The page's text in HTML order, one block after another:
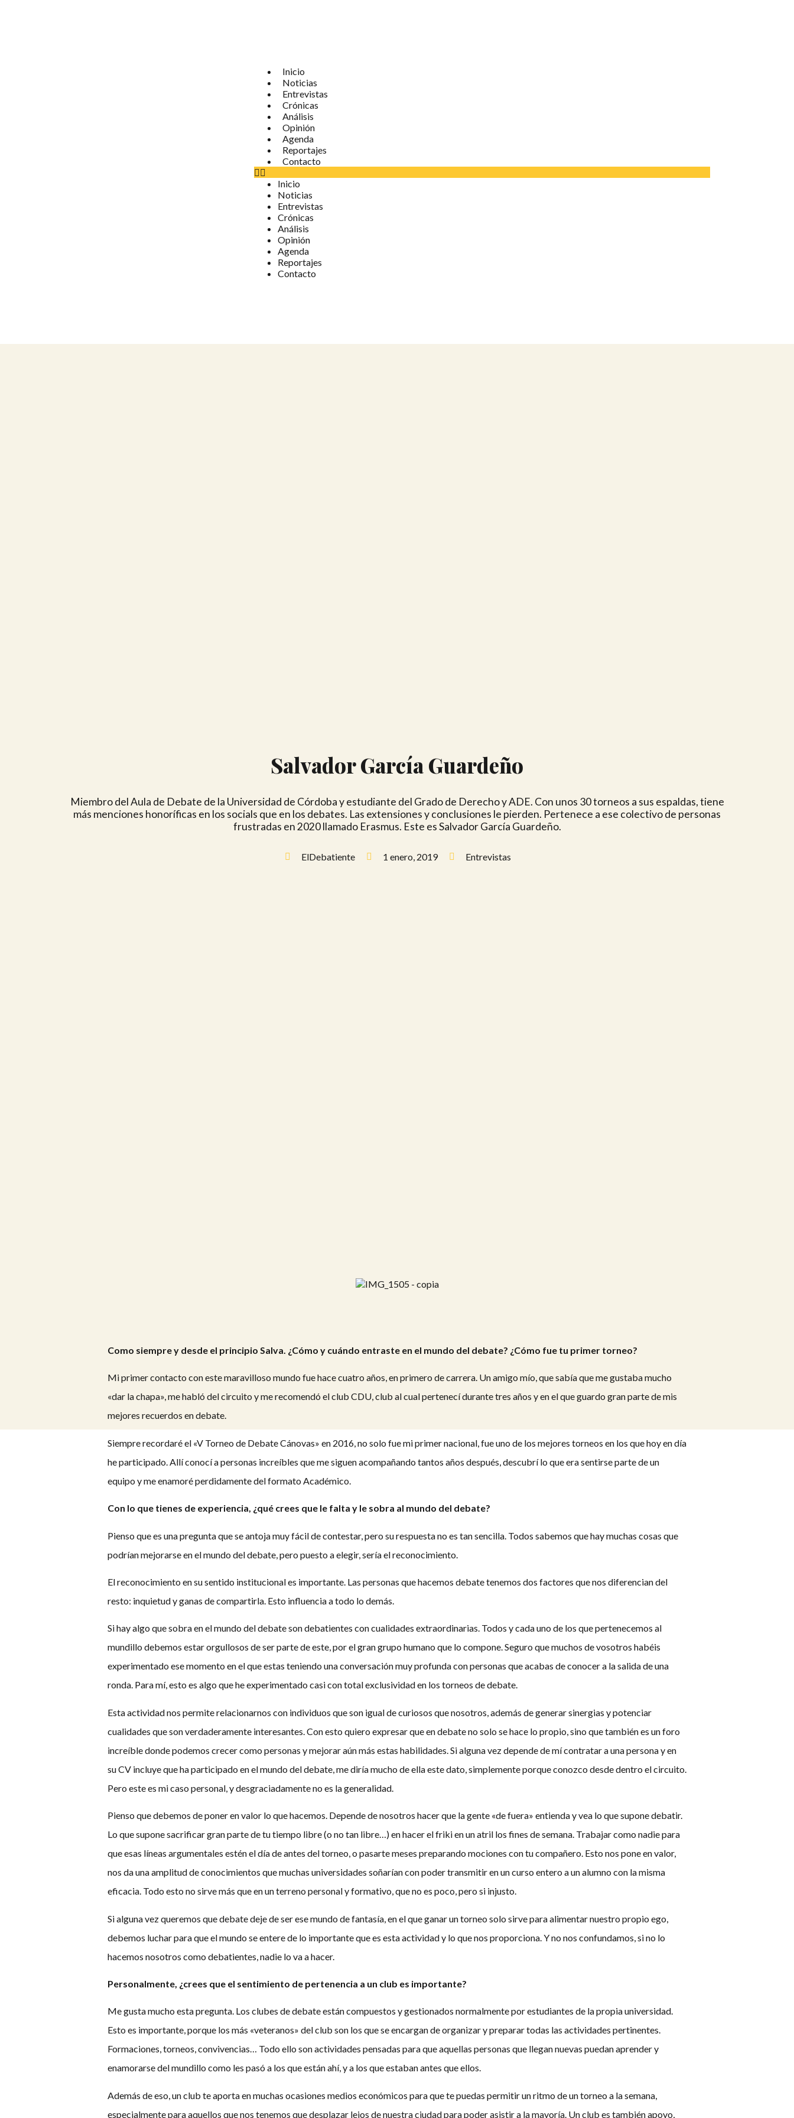
Inicio
Noticias
Entrevistas
Crónicas
Análisis
Opinión
Agenda
Reportajes
Contacto
Inicio
Noticias
Entrevistas
Crónicas
Análisis
Opinión
Agenda
Reportajes
Contacto
Salvador García Guardeño
Miembro del Aula de Debate de la Universidad de Córdoba y estudiante del Grado de Derecho y ADE. Con unos 30 torneos a sus espaldas, tiene
más menciones honoríficas en los socials que en los debates. Las extensiones y conclusiones le pierden. Pertenece a ese colectivo de personas
frustradas en 2020 llamado Erasmus. Este es Salvador García Guardeño.
ElDebatiente 1 enero, 2019 Entrevistas
Como siempre y desde el principio Salva. ¿Cómo y cuándo entraste en el mundo del debate? ¿Cómo fue tu primer torneo?
Mi primer contacto con este maravilloso mundo fue hace cuatro años, en primero de carrera. Un amigo mío, que sabía que me gustaba mucho
«dar la chapa», me habló del circuito y me recomendó el club CDU, club al cual pertenecí durante tres años y en el que guardo gran parte de mis
mejores recuerdos en debate.
Siempre recordaré el «V Torneo de Debate Cánovas» en 2016, no solo fue mi primer nacional, fue uno de los mejores torneos en los que hoy en día
he participado. Allí conocí a personas increíbles que me siguen acompañando tantos años después, descubrí lo que era sentirse parte de un
equipo y me enamoré perdidamente del formato Académico.
Con lo que tienes de experiencia, ¿qué crees que le falta y le sobra al mundo del debate?
Pienso que es una pregunta que se antoja muy fácil de contestar, pero su respuesta no es tan sencilla. Todos sabemos que hay muchas cosas que
podrían mejorarse en el mundo del debate, pero puesto a elegir, sería el reconocimiento.
El reconocimiento en su sentido institucional es importante. Las personas que hacemos debate tenemos dos factores que nos diferencian del
resto: inquietud y ganas de compartirla. Esto influencia a todo lo demás.
Si hay algo que sobra en el mundo del debate son debatientes con cualidades extraordinarias. Todos y cada uno de los que pertenecemos al
mundillo debemos estar orgullosos de ser parte de este, por el gran grupo humano que lo compone. Seguro que muchos de vosotros habéis
experimentado ese momento en el que estas teniendo una conversación muy profunda con personas que acabas de conocer a la salida de una
ronda. Para mí, esto es algo que he experimentado casi con total exclusividad en los torneos de debate.
Esta actividad nos permite relacionarnos con individuos que son igual de curiosos que nosotros, además de generar sinergias y potenciar
cualidades que son verdaderamente interesantes. Con esto quiero expresar que en debate no solo se hace lo propio, sino que también es un foro
increíble donde podemos crecer como personas y mejorar aún más estas habilidades. Si alguna vez depende de mí contratar a una persona y en
su CV incluye que ha participado en el mundo del debate, me diría mucho de ella este dato, simplemente porque conozco desde dentro el circuito.
Pero este es mi caso personal, y desgraciadamente no es la generalidad.
Pienso que debemos de poner en valor lo que hacemos. Depende de nosotros hacer que la gente «de fuera» entienda y vea lo que supone debatir.
Lo que supone sacrificar gran parte de tu tiempo libre (o no tan libre…) en hacer el friki en un atril los fines de semana. Trabajar como nadie para
que esas líneas argumentales estén el día de antes del torneo, o pasarte meses preparando mociones con tu compañero. Esto nos pone en valor,
nos da una amplitud de conocimientos que muchas universidades soñarían con poder transmitir en un curso entero a un alumno con la misma
eficacia. Todo esto no sirve más que en un terreno personal y formativo, que no es poco, pero si injusto.
Si alguna vez queremos que debate deje de ser ese mundo de fantasía, en el que ganar un torneo solo sirve para alimentar nuestro propio ego,
debemos luchar para que el mundo se entere de lo importante que es esta actividad y lo que nos proporciona. Y no nos confundamos, si no lo
hacemos nosotros como debatientes, nadie lo va a hacer.
Personalmente, ¿crees que el sentimiento de pertenencia a un club es importante?
Me gusta mucho esta pregunta. Los clubes de debate están compuestos y gestionados normalmente por estudiantes de la propia universidad.
Esto es importante, porque los más «veteranos» del club son los que se encargan de organizar y preparar todas las actividades pertinentes.
Formaciones, torneos, convivencias… Todo ello son actividades pensadas para que aquellas personas que llegan nuevas puedan aprender y
enamorarse del mundillo como les pasó a los que están ahí, y a los que estaban antes que ellos.
Además de eso, un club te aporta en muchas ocasiones medios económicos para que te puedas permitir un ritmo de un torneo a la semana,
especialmente para aquellos que nos tenemos que desplazar lejos de nuestra ciudad para poder asistir a la mayoría. Un club es también apoyo,